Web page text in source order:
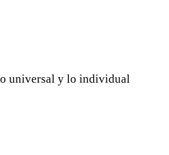
universal y lo individual